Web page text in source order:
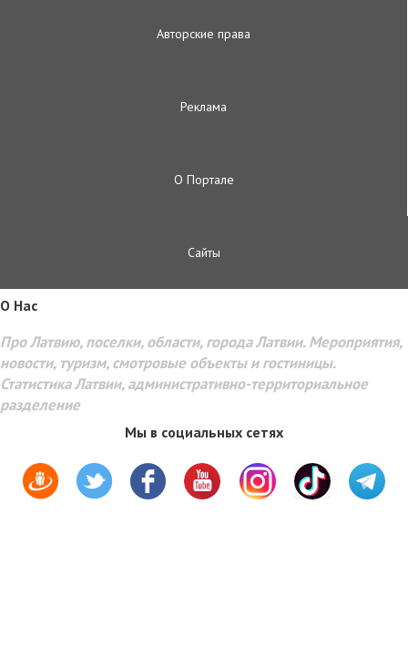
Авторские права
Реклама
О Портале
Сайты
O Hac
Про Латвию, поселки, области, города Латвии. Мероприятия,
новости, туризм, смотровые объекты и гостиницы.
Статистика Латвии, административно-территориальное
разделение
Мы в социальных сетях